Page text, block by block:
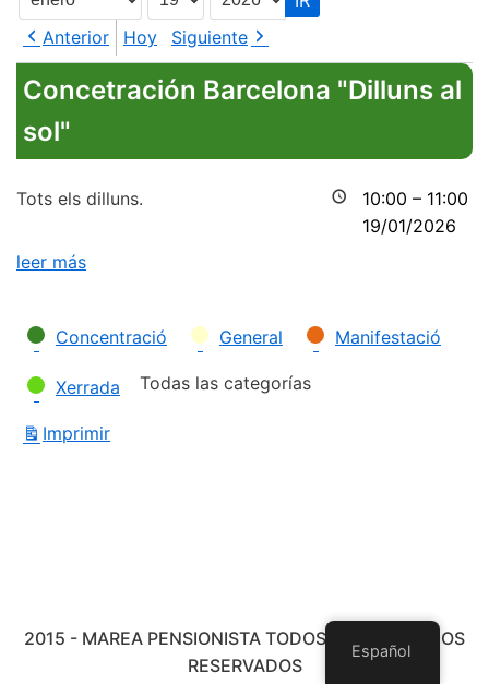
Mes
Día
Año
Anterior
Hoy Siguiente
Concetración Barcelona "Dilluns al
sol"
10:00 – 11:00
19/01/2026
Tots els dilluns.
leer más
Categorías
Concentració General Manifestació
Xerrada Todas las categorías
Imprimir
2015 - MAREA PENSIONISTA TODOS LOS DERECHOS
RESERVADOS
Español